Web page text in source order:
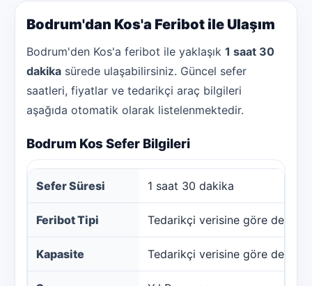
Bodrum'dan Kos'a Feribot ile Ulaşım
Bodrum'den Kos'a feribot ile yaklaşık 1 saat 30
dakika sürede ulaşabilirsiniz. Güncel sefer
saatleri, fiyatlar ve tedarikçi araç bilgileri
aşağıda otomatik olarak listelenmektedir.
Bodrum Kos Sefer Bilgileri
Sefer Süresi 1 saat 30 dakika
Feribot Tipi Tedarikçi verisine göre
Kapasite Tedarikçi verisine göre